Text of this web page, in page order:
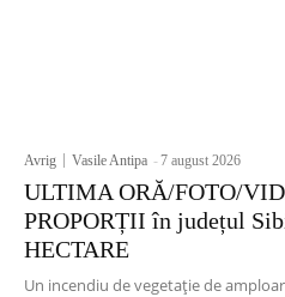
Avrig Vasile Antipa -7 august 2026
ULTIMA ORĂ/FOTO/
PROPORȚII în județul
HECTARE
Un incendiu de vegetație de